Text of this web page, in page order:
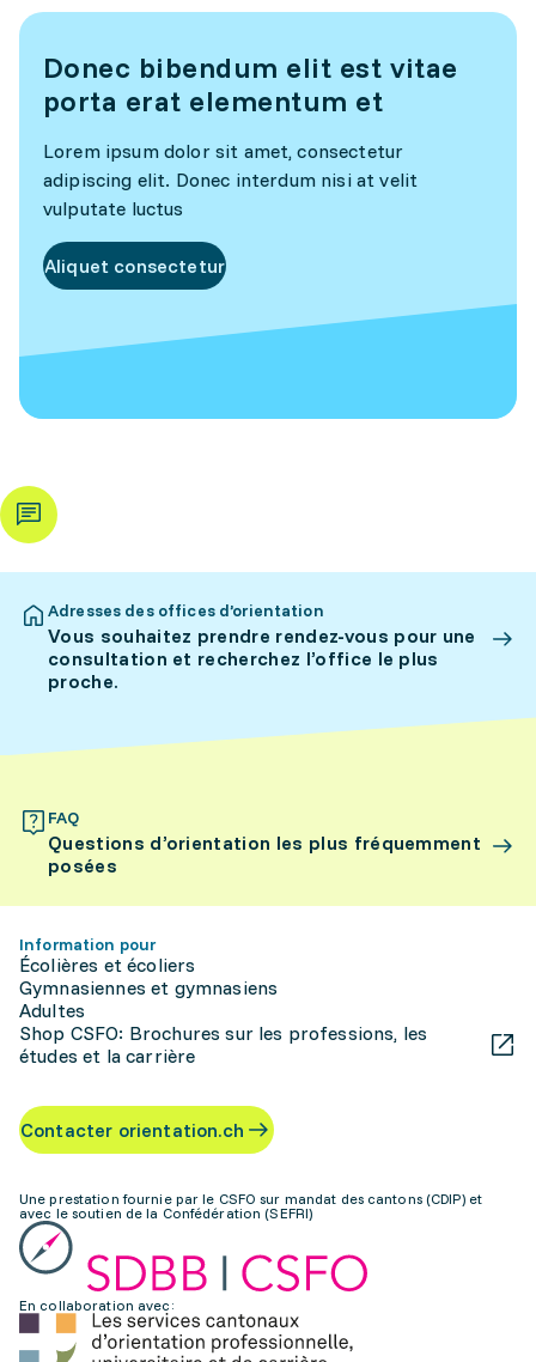
Donec bibendum elit est vitae
porta erat elementum et
Lorem ipsum dolor sit amet, consectetur
adipiscing elit. Donec interdum nisi at velit
vulputate luctus
Aliquet consectetur
Adresses des offices d’orientation
Vous souhaitez prendre rendez-vous pour une
consultation et recherchez l’office le plus
proche.
FAQ
Questions d’orientation les plus fréquemment
posées
Information pour
Écolières et écoliers
Gymnasiennes et gymnasiens
Adultes
Shop CSFO: Brochures sur les professions, les
études et la carrière
Contacter orientation.ch
Une prestation fournie par le CSFO sur mandat des cantons (CDIP) et
avec le soutien de la Confédération (SEFRI)
En collaboration avec: